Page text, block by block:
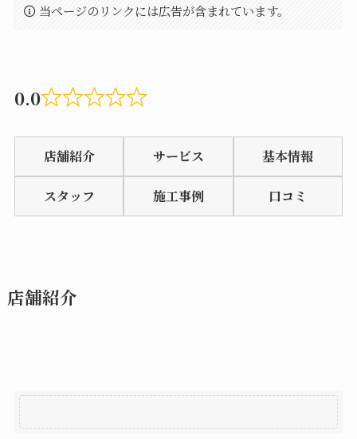
当ページのリンクには広告が含まれています。
0.0
Rated
0.0
out
5
店舗紹介 サービス 基本情報
スタッフ 施工事例 口コミ
店舗紹介